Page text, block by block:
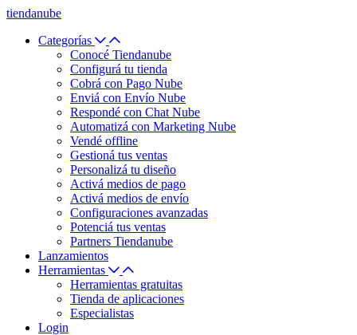
tiendanube
Categorías
Conocé Tiendanube
Configurá tu tienda
Cobrá con Pago Nube
Enviá con Envío Nube
Respondé con Chat Nube
Automatizá con Marketing Nube
Vendé offline
Gestioná tus ventas
Personalizá tu diseño
Activá medios de pago
Activá medios de envío
Configuraciones avanzadas
Potenciá tus ventas
Partners Tiendanube
Lanzamientos
Herramientas
Herramientas gratuitas
Tienda de aplicaciones
Especialistas
Login